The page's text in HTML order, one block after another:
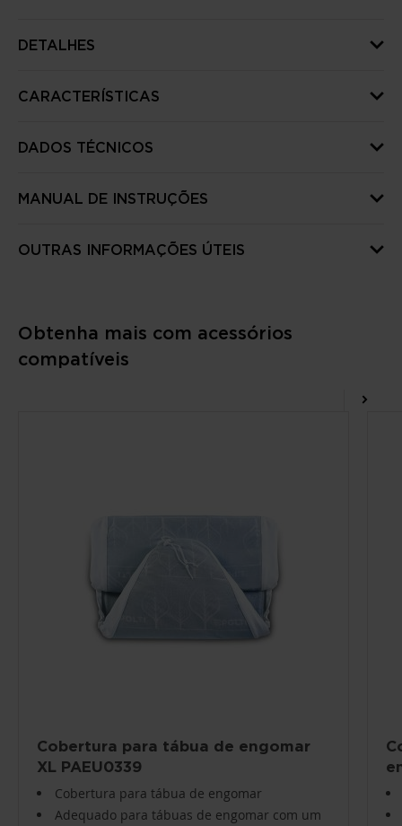
DETALHES
CARACTERÍSTICAS
DADOS TÉCNICOS
MANUAL DE INSTRUÇÕES
OUTRAS INFORMAÇÕES ÚTEIS
Obtenha mais com acessórios
compatíveis
Cobertura para tábua de engomar
XL PAEU0339
Cobertura para tábua de engomar
Adequado para tábuas de engomar com um